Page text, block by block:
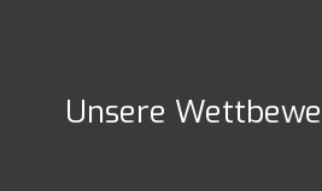
Unsere